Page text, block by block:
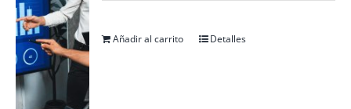
Añadir al carrito Detalles